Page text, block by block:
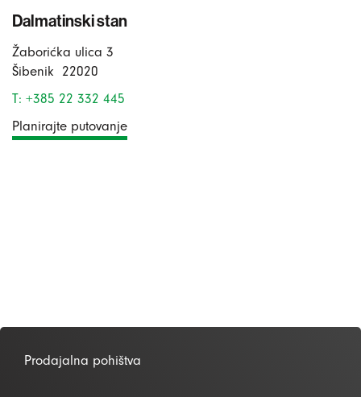
Dalmatinski stan
Žaborićka ulica 3
Šibenik
22020
T: +385 22 332 445
Planirajte putovanje
Prodajalna pohištva